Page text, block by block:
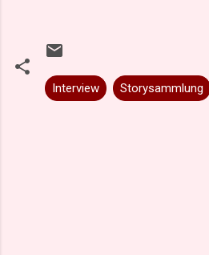
Interview Storysammlung